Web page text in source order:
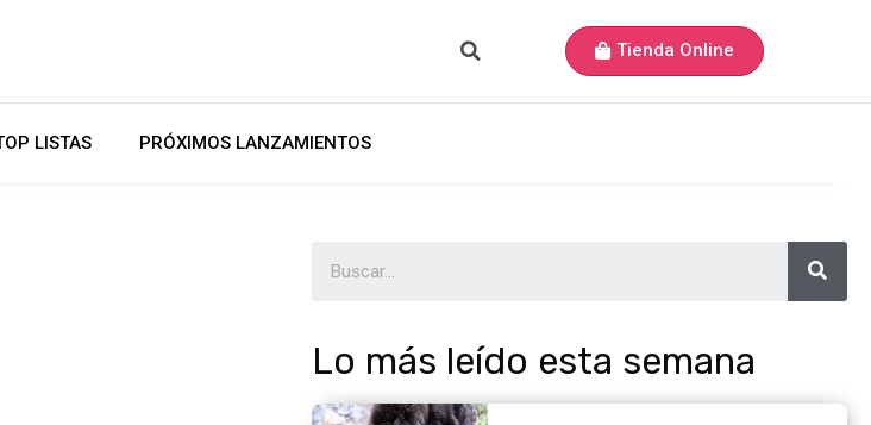
Tienda Online
LISTAS PRÓXIMOS LANZAMIENTOS
Lo más leído esta semana